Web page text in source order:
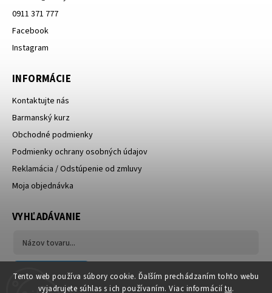
Tento web používa súbory cookie. Ďalším prechádzaním tohto webu
vyjadrujete súhlas s ich používaním. Viac informácií tu.
0911 371 777
Facebook
Instagram
INFORMÁCIE
Kontaktujte nás
Barmanský kurz
Obchodné podmienky
Podmienky ochrany osobných údajov
Reklamácia / Odstúpenie od zmluvy
Moja objednávka
VYHĽADÁVANIE
Hľadať